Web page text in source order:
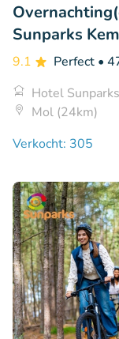
Sunparks
9.1 Perfect •
Hotel
Mol (24km)
Verkocht: 305